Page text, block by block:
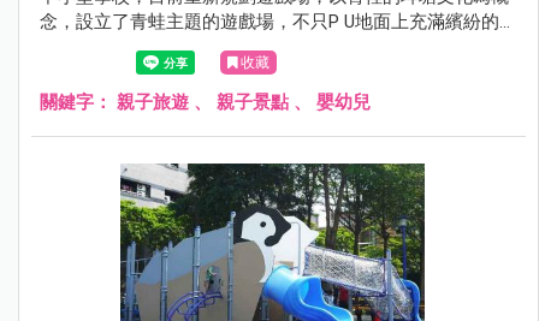
念，設立了青蛙主題的遊戲場，不只P U地面上充滿繽紛的童
趣圖案，還有土丘溜滑梯、金屬雙管溜滑梯、水管隧道、旋
轉杯跟鳥巢鞦韆等遊具，也有一連串闖關挑戰的攀爬架、拱
型橋及烏龜跳樁，十分有趣好玩!現在就跟著小資爸一起來玩
收藏
關鍵字： 親子旅遊 、 親子景點 、 嬰幼兒